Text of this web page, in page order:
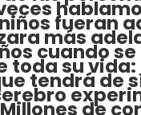
fueran
más
cuando
toda su
tendrá de
de